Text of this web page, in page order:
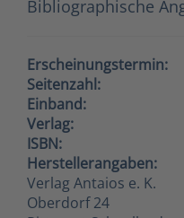
Bibliographische
Erscheinungstermin:
Seitenzahl:
Einband:
Verlag:
ISBN:
Herstellerangaben:
Verlag Antaios e. K.
Oberdorf 24